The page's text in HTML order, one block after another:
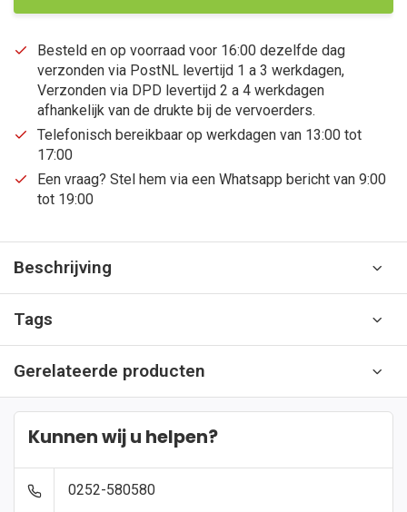
Besteld en op voorraad voor 16:00 dezelfde dag
verzonden via PostNL levertijd 1 a 3 werkdagen,
Verzonden via DPD levertijd 2 a 4 werkdagen
afhankelijk van de drukte bij de vervoerders.
Telefonisch bereikbaar op werkdagen van 13:00 tot
17:00
Een vraag? Stel hem via een Whatsapp bericht van 9:00
tot 19:00
Beschrijving
Tags
Gerelateerde producten
Kunnen wij u helpen?
0252-580580